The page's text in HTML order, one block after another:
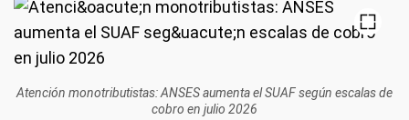
Atención monotributistas: ANSES aumenta el SUAF según escalas de
cobro en julio 2026